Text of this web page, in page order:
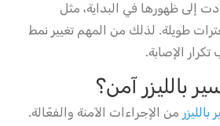
إلى ظهورها في البداية، مثل
طويلة. لذلك من المهم تغيير نمط
الإصابة.
بالليزر آمن؟
من الإجراءات الآمنة والفعّالة.